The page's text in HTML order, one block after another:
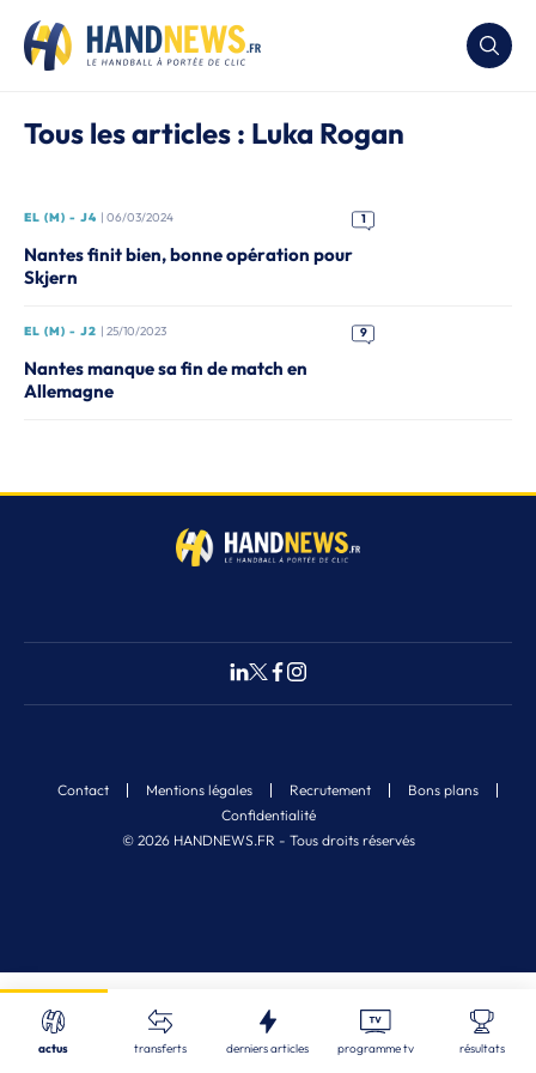
Recherche
Tous les articles : Luka Rogan
EL (M) - J4 | 06/03/2024 1
Nantes finit bien, bonne opération pour
Skjern
EL (M) - J2 | 25/10/2023 9
Nantes manque sa fin de match en
Allemagne
© 2026 HANDNEWS.FR - Tous droits réservés
Contact Mentions légales Recrutement
Bons plans
Confidentialité
actus transferts derniers articles programme tv résultats
Nos derniers articles
ALL | 08/08/2026